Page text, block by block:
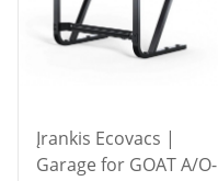
Įrankis Ecovacs |
Garage for GOAT A/O-